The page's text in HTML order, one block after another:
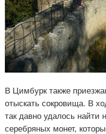
В Цимбурк также
отыскать сокровища. В
так давно удалось
серебряных монет,